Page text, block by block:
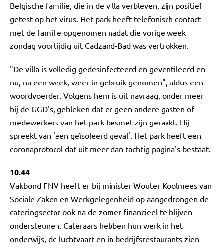
Belgische familie, die in de villa verbleven, zijn positief
getest op het virus. Het park heeft telefonisch contact
met de familie opgenomen nadat die vorige week
zondag voortijdig uit Cadzand-Bad was vertrokken.
"De villa is volledig gedesinfecteerd en geventileerd en
nu, na een week, weer in gebruik genomen", aldus een
woordvoerder. Volgens hem is uit navraag, onder meer
bij de GGD's, gebleken dat er geen andere gasten of
medewerkers van het park besmet zijn geraakt. Hij
spreekt van 'een geïsoleerd geval'. Het park heeft een
coronaprotocol dat uit meer dan tachtig pagina's bestaat.
10.44
Vakbond FNV heeft er bij minister Wouter Koolmees van
Sociale Zaken en Werkgelegenheid op aangedrongen de
cateringsector ook na de zomer financieel te blijven
ondersteunen. Cateraars hebben hun werk in het
onderwijs, de luchtvaart en in bedrijfsrestaurants zien